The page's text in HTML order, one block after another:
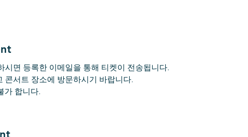
시면 등록한 이메일을 통해 티켓이 전송됩니다.
콘서트 장소에 방문하시기 바랍니다.
가 합니다.